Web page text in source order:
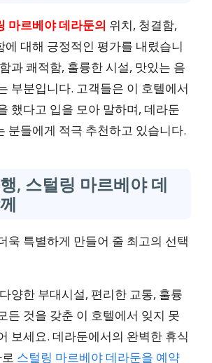
마르베야 데라둔의 위치, 청결함,
에 대해 긍정적인 평가를 내렸습니
과 쾌적함, 훌륭한 시설, 맛있는 음
부분입니다. 고객들은 이 호텔에서
했다고 입을 모아 말하며, 데라둔
분들에게 적극 추천하고 있습니다.
, 스털링 마르베야 데
욱 특별하게 만들어 줄 최고의 선택
양한 부대시설, 편리한 교통, 훌륭
든 것을 갖춘 이 호텔에서 잊지 못
보세요. 데라둔에서의 완벽한 휴식
스털링 마르베야 데라둔을 예약